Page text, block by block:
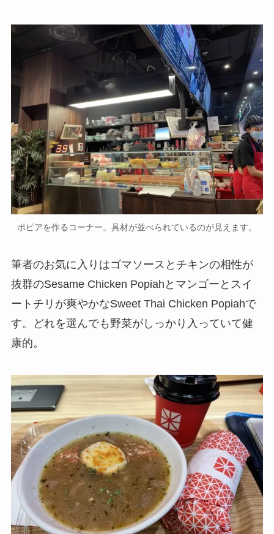
ポピアを作るコーナー。具材が並べられているのが見えます。
筆者のお気に入りはゴマソースとチキンの相性が
抜群のSesame Chicken Popiahとマンゴーとスイ
ートチリが爽やかなSweet Thai Chicken Popiahで
す。どれを選んでも野菜がしっかり入っていて健
康的。